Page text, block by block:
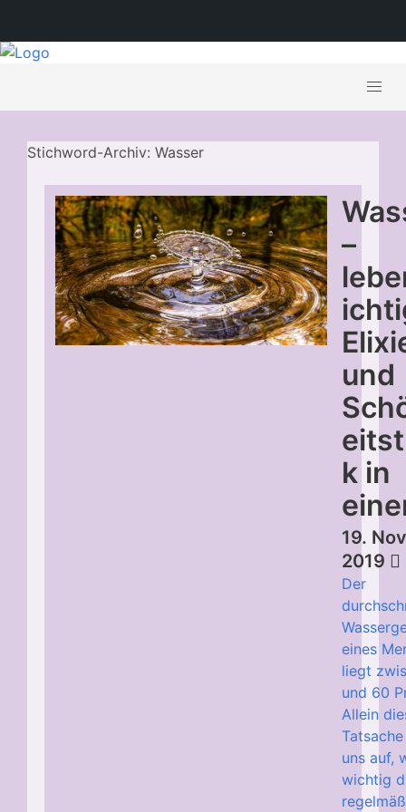
Stichword-Archiv: Wasser
–
und
k in
19.
2019
Der
eines
liegt
und 60
Allein
uns auf,
wichtig